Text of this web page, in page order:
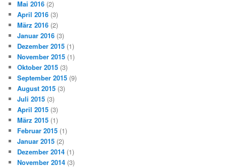
Mai 2016 (2)
April 2016 (3)
März 2016 (2)
Januar 2016 (3)
Dezember 2015 (1)
November 2015 (1)
Oktober 2015 (3)
September 2015 (9)
August 2015 (3)
Juli 2015 (3)
April 2015 (3)
März 2015 (1)
Februar 2015 (1)
Januar 2015 (2)
Dezember 2014 (1)
November 2014 (3)